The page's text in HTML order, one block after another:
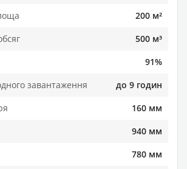
200 м²
500 м³
91%
завантаження
до 9 годин
160 мм
940 мм
780 мм